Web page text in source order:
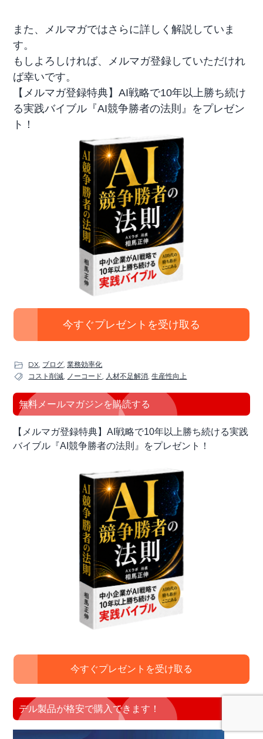
また、メルマガではさらに詳しく解説していま
す。
もしよろしければ、メルマガ登録していただけれ
ば幸いです。
【メルマガ登録特典】AI戦略で10年以上勝ち続け
る実践バイブル『AI競争勝者の法則』をプレゼン
ト！
今すぐプレゼントを受け取る
DX, ブログ,業務効率化
コスト削減, ノーコード, 人材不足解消,生産性向上
最
初
の
サ
無料メールマガジンを購読する
【メルマガ登録特典】AI戦略で10年以上勝ち続ける実践
バイブル『AI競争勝者の法則』をプレゼント！
今すぐプレゼントを受け取る
デル製品が格安で購入できます！